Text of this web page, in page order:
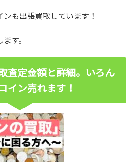
も出張買取しています！
す。
査定金額と詳細。いろん
イン売れます！